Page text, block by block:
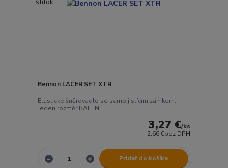
Bennon LACER SET XTR
Elastické šněrovadlo se samo jistícím zámkem.
Jeden rozměr BALENÉ
3,27 €/ks
2,66 €bez DPH
Pridať do košíka